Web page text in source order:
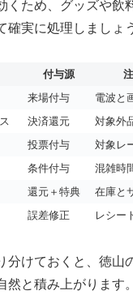
くため、グッズや飲
確実に処理しましょ
付与源
来場付与 電波と
決済還元 対象外
投票付与 対象レ
条件付与 混雑時
還元＋特典 在庫と
誤差修正 レシー
分けておくと、徳山
然と積み上がります